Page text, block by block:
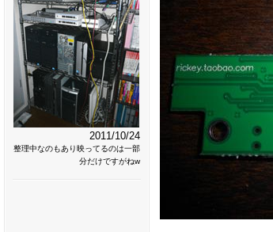
2011/10/24
整理中なのもあり映ってるのは一部
分だけですがねw